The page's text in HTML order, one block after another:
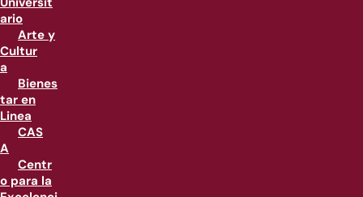
ario
Arte y
Cultur
a
Bienes
tar en
Linea
CAS
A
Centr
o para la